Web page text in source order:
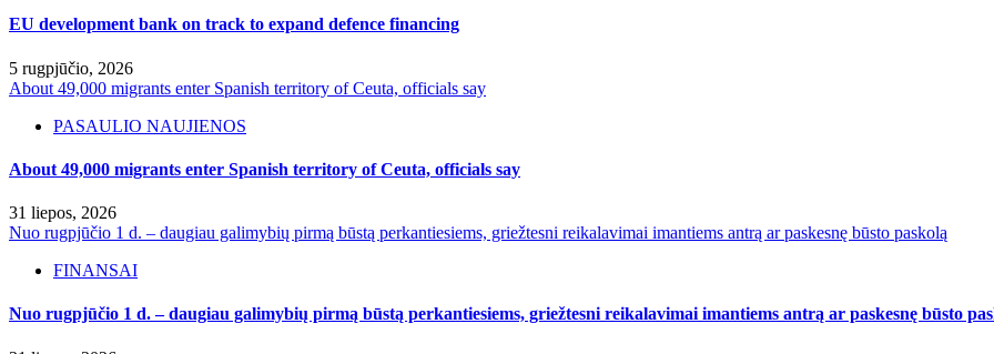
EU development bank on track to expand defence financing
5 rugpjūčio, 2026
About 49,000 migrants enter Spanish territory of Ceuta, officials say
PASAULIO NAUJIENOS
About 49,000 migrants enter Spanish territory of Ceuta, officials say
31 liepos, 2026
Nuo rugpjūčio 1 d. – daugiau galimybių pirmą būstą perkantiesiems, griežtesni reikalavimai imantiems antrą ar paskesnę būsto paskolą
FINANSAI
Nuo rugpjūčio 1 d. – daugiau galimybių pirmą būstą perkantiesiems, griežtesni reikalavimai imantiems antrą ar paskesnę būsto